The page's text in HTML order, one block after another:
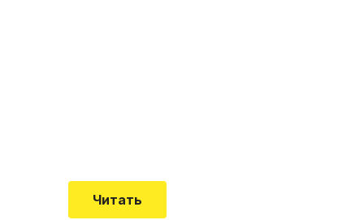
Читать